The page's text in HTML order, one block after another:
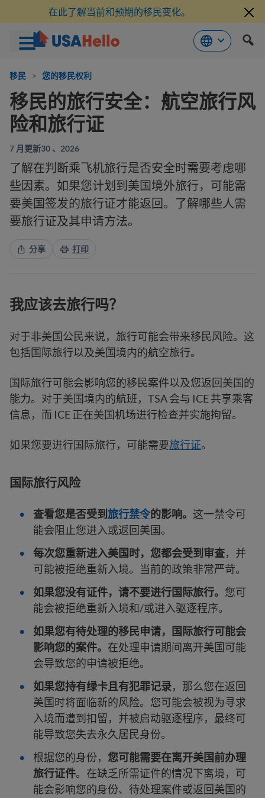
在此了解当前和预期的移民变化。
移民 > 您的移民权利
移民的旅行安全：航空旅行风
险和旅行证
7 月更新30 、2026
了解在判断乘飞机旅行是否安全时需要考虑哪
些因素。如果您计划到美国境外旅行，可能需
要美国签发的旅行证才能返回。了解哪些人需
要旅行证及其申请方法。
分享 打印
我应该去旅行吗？
对于非美国公民来说，旅行可能会带来移民风险。这
包括国际旅行以及美国境内的航空旅行。
国际旅行可能会影响您的移民案件以及您返回美国的
能力。对于美国境内的航班，TSA 会与 ICE 共享乘客
信息，而 ICE 正在美国机场进行检查并实施拘留。
如果您要进行国际旅行，可能需要旅行证。
国际旅行风险
查看您是否受到 旅行禁令的影响。 这一禁令可
能会阻止您进入或返回美国。
每次您重新进入美国时，您都会受到审查，并
可能被拒绝重新入境。当前的政策非常严苛。
如果您没有证件，请不要进行国际旅行。 您可
能会被拒绝重新入境和/或进入驱逐程序。
如果您有待处理的移民申请，国际旅行可能会
影响您的案件。 在处理申请期间离开美国可能
会导致您的申请被拒绝。
如果您持有绿卡且有犯罪记录，那么您在返回
美国时将面临新的风险。您可能会被视为寻求
入境而遭到扣留，并被启动驱逐程序，最终可
能导致您失去永久居民身份。
根据您的身份， 您可能需要在离开美国前办理
旅行证件。在缺乏所需证件的情况下离境，可
能会影响您的身份、待处理案件或返回美国的